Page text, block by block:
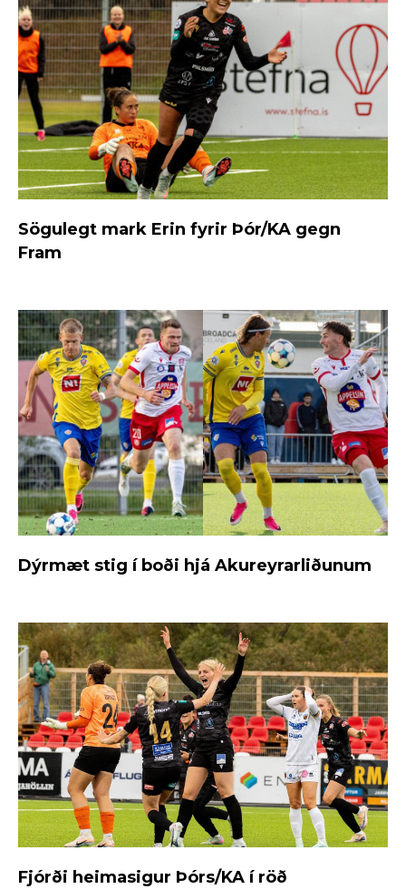
Sögulegt mark Erin fyrir Þór/KA gegn
Fram
Dýrmæt stig í boði hjá Akureyrarliðunum
Fjórði heimasigur Þórs/KA í röð